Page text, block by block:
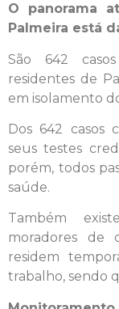
O panorama
Palmeira está
São 642
residentes de
em isolamento
Dos 642 casos
seus testes
porém, todos
saúde.
Também
moradores de
residem
trabalho, sendo